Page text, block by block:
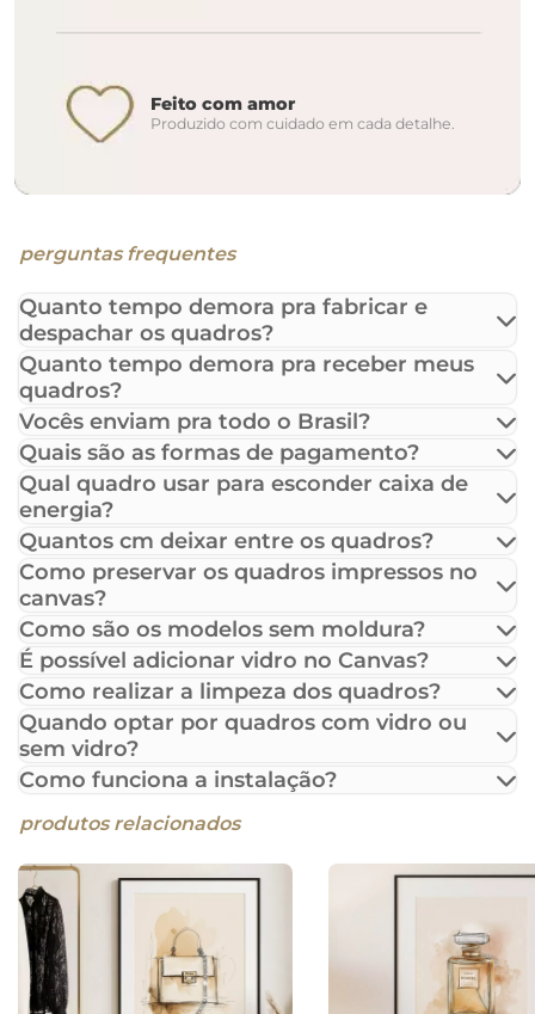
Feito com amor
Produzido com cuidado em cada detalhe.
perguntas frequentes
Quanto tempo demora pra fabricar e
despachar os quadros?
Quanto tempo demora pra receber meus
quadros?
Vocês enviam pra todo o Brasil?
Quais são as formas de pagamento?
Qual quadro usar para esconder caixa de
energia?
Quantos cm deixar entre os quadros?
Como preservar os quadros impressos no
canvas?
Como são os modelos sem moldura?
É possível adicionar vidro no Canvas?
Como realizar a limpeza dos quadros?
Quando optar por quadros com vidro ou
sem vidro?
Como funciona a instalação?
produtos relacionados